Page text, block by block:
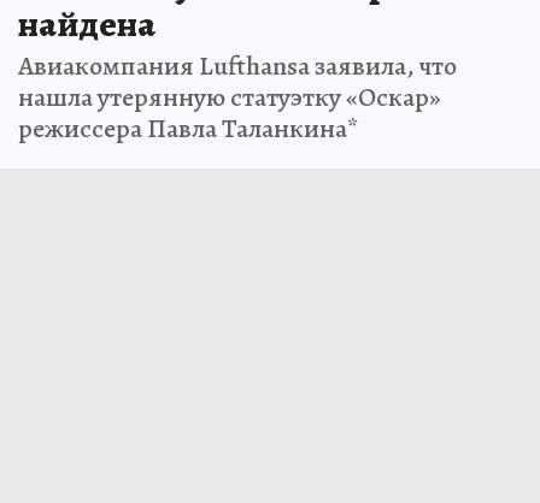
найдена
Авиакомпания Lufthansa заявила, что
нашла утерянную статуэтку «Оскар»
режиссера Павла Таланкина*